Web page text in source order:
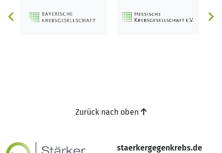
staerkergegenkrebs.de
Zurück nach oben